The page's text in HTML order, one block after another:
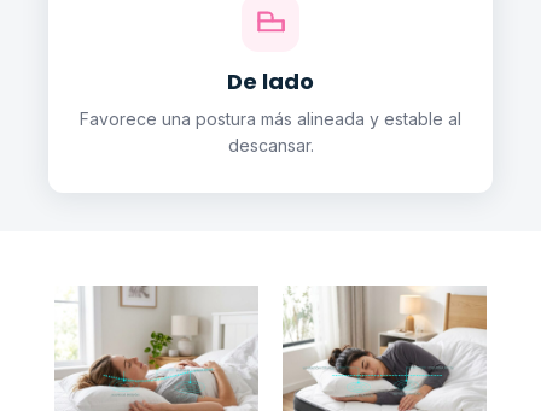
De lado
Favorece una postura más alineada y estable al
descansar.